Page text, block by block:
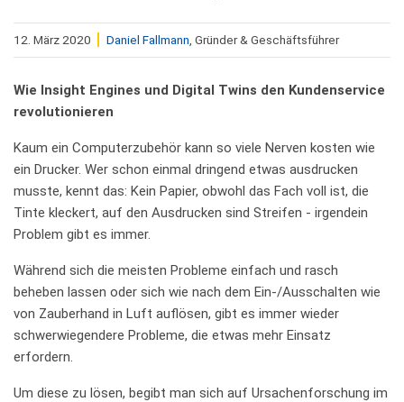
12. März 2020 Daniel Fallmann , Gründer & Geschäftsführer
Wie Insight Engines und Digital Twins den Kundenservice
revolutionieren
Kaum ein Computerzubehör kann so viele Nerven kosten wie
ein Drucker. Wer schon einmal dringend etwas ausdrucken
musste, kennt das: Kein Papier, obwohl das Fach voll ist, die
Tinte kleckert, auf den Ausdrucken sind Streifen - irgendein
Problem gibt es immer.
Während sich die meisten Probleme einfach und rasch
beheben lassen oder sich wie nach dem Ein-/Ausschalten wie
von Zauberhand in Luft auflösen, gibt es immer wieder
schwerwiegendere Probleme, die etwas mehr Einsatz
erfordern.
Um diese zu lösen, begibt man sich auf Ursachenforschung im